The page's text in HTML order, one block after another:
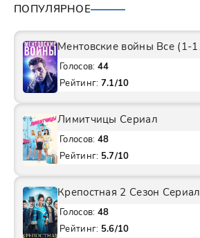
ПОПУЛЯРНОЕ
Голосов: 44
Рейтинг: 7.1/10
Лимитчицы Сериал
Голосов: 48
Рейтинг: 5.7/10
Крепостная 2 Сезон Сериал
Голосов: 48
Рейтинг: 5.6/10